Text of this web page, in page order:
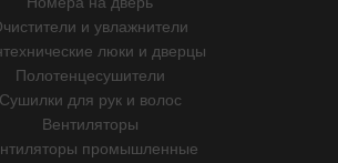
и увлажнители
люки и дверцы
Полотенцесушители
Сушилки для рук и волос
Вентиляторы
промышленные